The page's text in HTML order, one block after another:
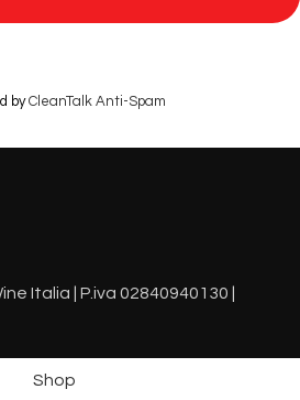
byCleanTalk Anti-Spam
Italia | P.iva 02840940130 |
Shop